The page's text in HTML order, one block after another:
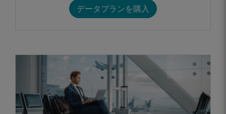
データプランを購入​